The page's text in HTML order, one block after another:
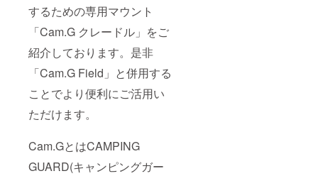
するための専用マウント
「Cam.G クレードル」をご
紹介しております。是非
「Cam.G Field」と併用する
ことでより便利にご活用い
ただけます。
Cam.GとはCAMPING
GUARD(キャンピングガー